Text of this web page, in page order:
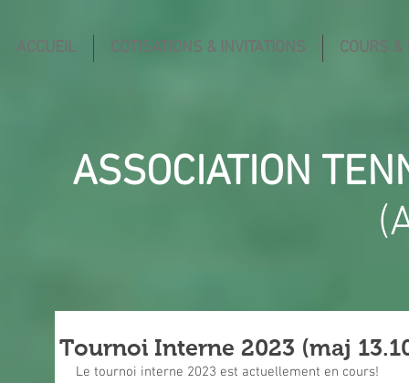
ACCUEIL COTISATIONS & INVITATIONS COURS &
ASSOCIATION
Tournoi Interne 2023 (maj
Le tournoi interne 2023 est actuellement en cours!